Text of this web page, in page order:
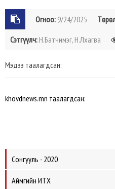
Огноо: 9/24/2025
Сэтгүүлч: Н.Батчимэг, Н.Лхагва
Мэдээ таалагдсан:
khovdnews.mn таалагдсан:
Сонгууль - 2020
Аймгийн ИТХ